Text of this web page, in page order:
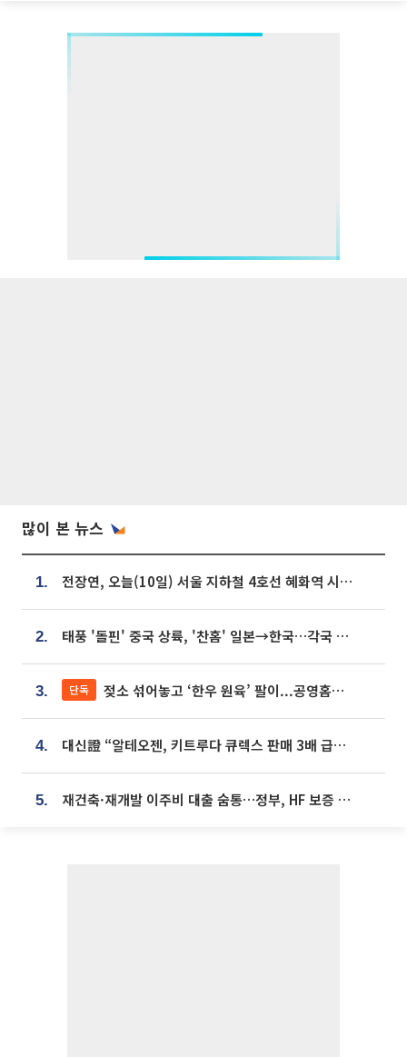
많이 본 뉴스
1. 전장연, 오늘(10일) 서울 지하철 4호선 혜화역 시위…1호선 용산역 무정차
2. 태풍 '돌핀' 중국 상륙, '찬홈' 일본→한국…각국 기상청 예상 경로는?
3. 단독 젖소 섞어놓고 ‘한우 원육’ 팔이...공영홈쇼핑 표기·검증 구멍
4. 대신證 “알테오젠, 키트루다 큐렉스 판매 3배 급증…목표가 41만원 상향”
5. 재건축·재개발 이주비 대출 숨통…정부, HF 보증 신설 추진